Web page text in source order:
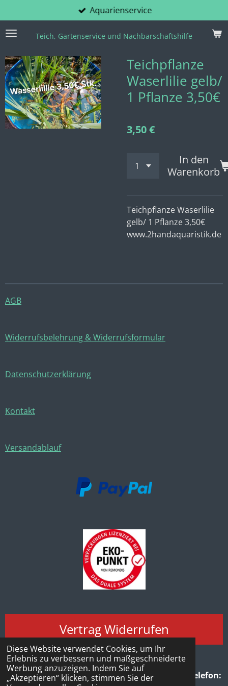
Diese Website verwendet Cookies, um Ihr
Erlebnis zu verbessern und maßgeschneiderte
Werbung anzuzeigen. Indem Sie auf
„Akzeptieren“ klicken, stimmen Sie der
Hauptinhalt
springenTeich, Gartenservice und Nachbarschaftshilfe
Aquarienservice
Teichpflanze
Waserlilie gelb/
1 Pflanze 3,50€
3,50 €
In den
Warenkorb
Teichpflanze Waserlilie
gelb/ 1 Pflanze 3,50€
www.2handaquaristik.de
AGB
Widerrufsbelehrung & Widerrufsformular
Datenschutzerklärung
Kontakt
Versandablauf
Vertrag Widerrufen
© 2026 Aquaristik A+V Onlineshop
www.2handaquaristik.deTeich, Gartenservice &
Nachbarschaftshilfe Inh. Sebastian Lempkowski
Telefon: